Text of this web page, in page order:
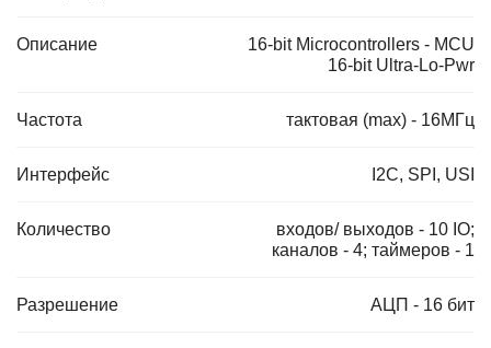
Описание
16-bit Microcontrollers - MCU
16-bit Ultra-Lo-Pwr
Частота тактовая (max) - 16МГц
Интерфейс I2C, SPI, USI
Количество
входов/ выходов - 10 IO;
каналов - 4; таймеров - 1
Разрешение АЦП - 16 бит